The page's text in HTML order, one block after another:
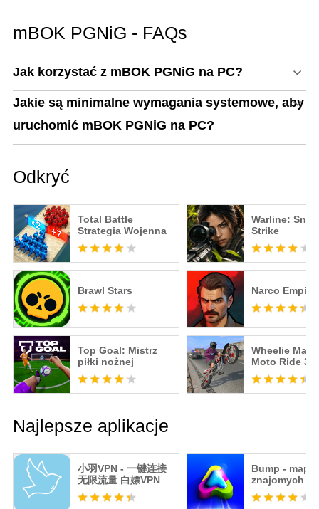
mBOK PGNiG - FAQs
Jak korzystać z mBOK PGNiG na PC?
Jakie są minimalne wymagania systemowe, aby
uruchomić mBOK PGNiG na PC?
Odkryć
Total Battle
Strategia Wojenna
Warline:
Strike
Brawl Stars Narco Empire
Top Goal: Mistrz
piłki nożnej
Wheelie
Moto Ride 3D
Najlepsze aplikacje
小羽VPN - 一键连接
无限流量 白嫖VPN
Bump - mapa
znajomych